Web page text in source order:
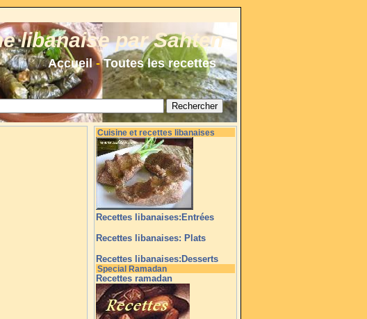
libanaise par Sahten
Accueil-Toutes les recettes
Cuisine et recettes libanaises
Recettes libanaises:Entrées
Recettes libanaises: Plats
Recettes libanaises:Desserts
Special Ramadan
Recettes ramadan